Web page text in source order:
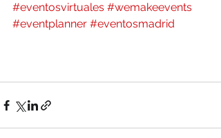
#eventosvirtuales #wemakeevents
#eventplanner #eventosmadrid